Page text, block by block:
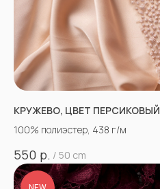
КРУЖЕВО, ЦВЕТ ПЕРСИКОВЫЙ
100% полиэстер, 438 г/м
550 р. / 50 cm